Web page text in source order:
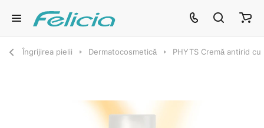
Îngrijirea pielii Dermatocosmetică PHYTS Cremă antirid